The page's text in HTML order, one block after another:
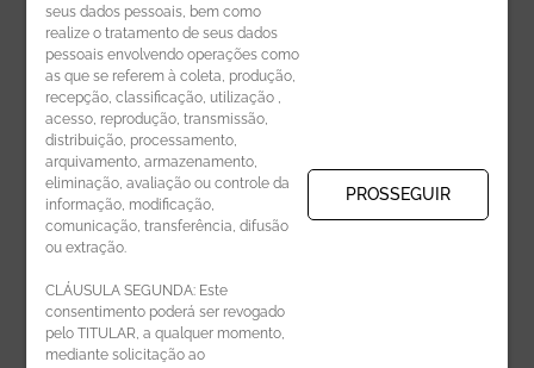
seus dados pessoais, bem como
realize o tratamento de seus dados
pessoais envolvendo operações como
as que se referem à coleta, produção,
recepção, classificação, utilização ,
acesso, reprodução, transmissão,
distribuição, processamento,
arquivamento, armazenamento,
eliminação, avaliação ou controle da
informação, modificação,
comunicação, transferência, difusão
ou extração.
CLÁUSULA SEGUNDA: Este
consentimento poderá ser revogado
pelo TITULAR, a qualquer momento,
mediante solicitação ao
PROSSEGUIR
CADASTRE-SE
Receba novidades por e-mail: